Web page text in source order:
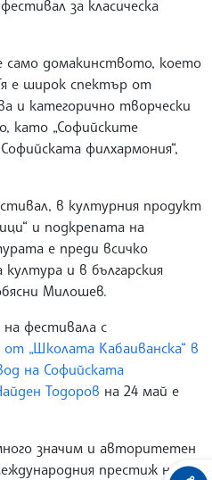
за класическа
само домакинството, което
е широк спектър от
и категорично творчески
като „Софийските
филхармония“,
в културния продукт
и подкрепата на
е преди всичко
и в българския
Милошев.
фестивала с
„Школата Кабаиванска“ в
на Софийската
Тодоров на 24 май е
значим и авторитетен
престиж на